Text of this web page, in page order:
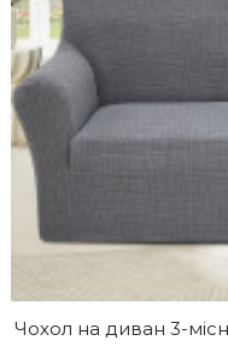
Чохол на диван 3-